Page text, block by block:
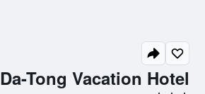
Da-Tong Vacation Hotel